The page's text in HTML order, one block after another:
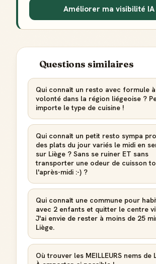
Améliorer ma visibilité IA
Questions similaires
Qui connaît un resto avec formule à
volonté dans la région liégeoise ?
importe le type de cuisine !
Qui connaît un petit resto sympa
des plats du jour variés le midi en
sur Liège ? Sans se ruiner ET sans
transporter une odeur de cuisson
l'après-midi :-) ?
Qui connaît une commune pour
avec 2 enfants et quitter le centre
J'ai envie de rester à moins de 25
Liège.
Où trouver les MEILLEURS nems de